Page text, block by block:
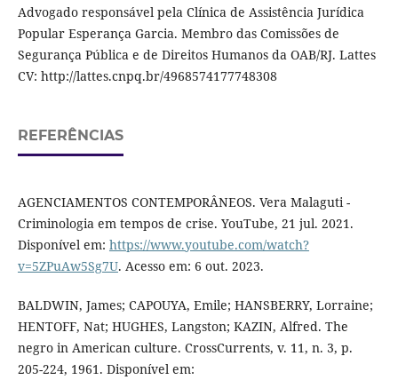
Advogado responsável pela Clínica de Assistência Jurídica
Popular Esperança Garcia. Membro das Comissões de
Segurança Pública e de Direitos Humanos da OAB/RJ. Lattes
CV: http://lattes.cnpq.br/4968574177748308
REFERÊNCIAS
AGENCIAMENTOS CONTEMPORÂNEOS. Vera Malaguti -
Criminologia em tempos de crise. YouTube, 21 jul. 2021.
Disponível em: https://www.youtube.com/watch?
v=5ZPuAw5Sg7U. Acesso em: 6 out. 2023.
BALDWIN, James; CAPOUYA, Emile; HANSBERRY, Lorraine;
HENTOFF, Nat; HUGHES, Langston; KAZIN, Alfred. The
negro in American culture. CrossCurrents, v. 11, n. 3, p.
205-224, 1961. Disponível em: